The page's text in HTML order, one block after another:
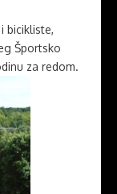
bicikliste,
Športsko
za redom.